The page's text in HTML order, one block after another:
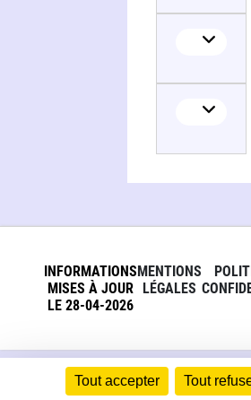
Tout accepter Tout
INFORMATIONS
MISES À JOUR
LE 28-04-2026
MENTIONS
LÉGALES